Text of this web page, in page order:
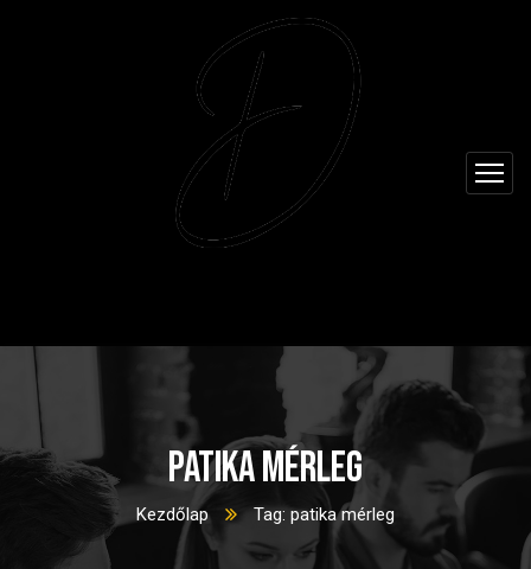
patika mérleg
Kezdőlap Tag: patika mérleg